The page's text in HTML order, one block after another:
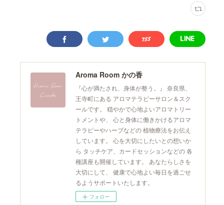
Aroma Room かの香
『心が満たされ、身体が整う。』 奈良県、
王寺町にある アロマテラピーサロン＆スク
ールです。 穏やかで心地よいアロマトリー
トメントや、 心と身体に働きかけるアロマ
テラピーやハーブなどの 植物療法をお伝え
しています。 心を大切にしたいとの想いか
ら タッチケア、カードセッションなどの 各
種講座も開催しています。 あなたらしさを
大切にして、 健康で心地よい毎日を過ごせ
るようサポートいたします。
フォロー